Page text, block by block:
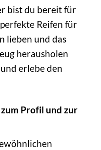
bist du bereit für
Reifen für
lieben und das
herausholen
erlebe den
Profil und zur